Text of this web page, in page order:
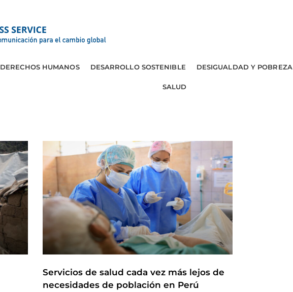
DERECHOS HUMANOS DESARROLLO SOSTENIBLE DESIGUALDAD Y POBREZA
SALUD
Servicios de salud cada vez más lejos de
necesidades de población en Perú